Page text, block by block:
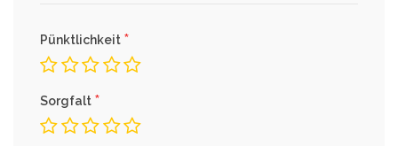
Pünktlichkeit *
Sorgfalt *